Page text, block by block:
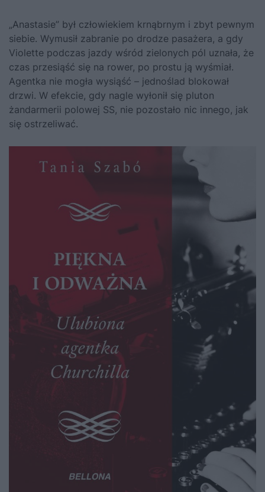
„Anastasie” był człowiekiem krnąbrnym i zbyt pewnym
siebie. Wymusił zabranie po drodze pasażera, a gdy
Violette podczas jazdy wśród zielonych pól uznała, że
czas przesiąść się na rower, po prostu ją wyśmiał.
Agentka nie mogła wysiąść – jednoślad blokował
drzwi. W efekcie, gdy nagle wyłonił się pluton
żandarmerii polowej SS, nie pozostało nic innego, jak
się ostrzeliwać.